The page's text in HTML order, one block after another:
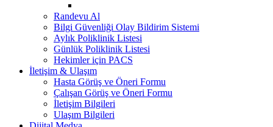
Randevu Al
Bilgi Güvenliği Olay Bildirim Sistemi
Aylık Poliklinik Listesi
Günlük Poliklinik Listesi
Hekimler için PACS
İletişim & Ulaşım
Hasta Görüş ve Öneri Formu
Çalışan Görüş ve Öneri Formu
İletişim Bilgileri
Ulaşım Bilgileri